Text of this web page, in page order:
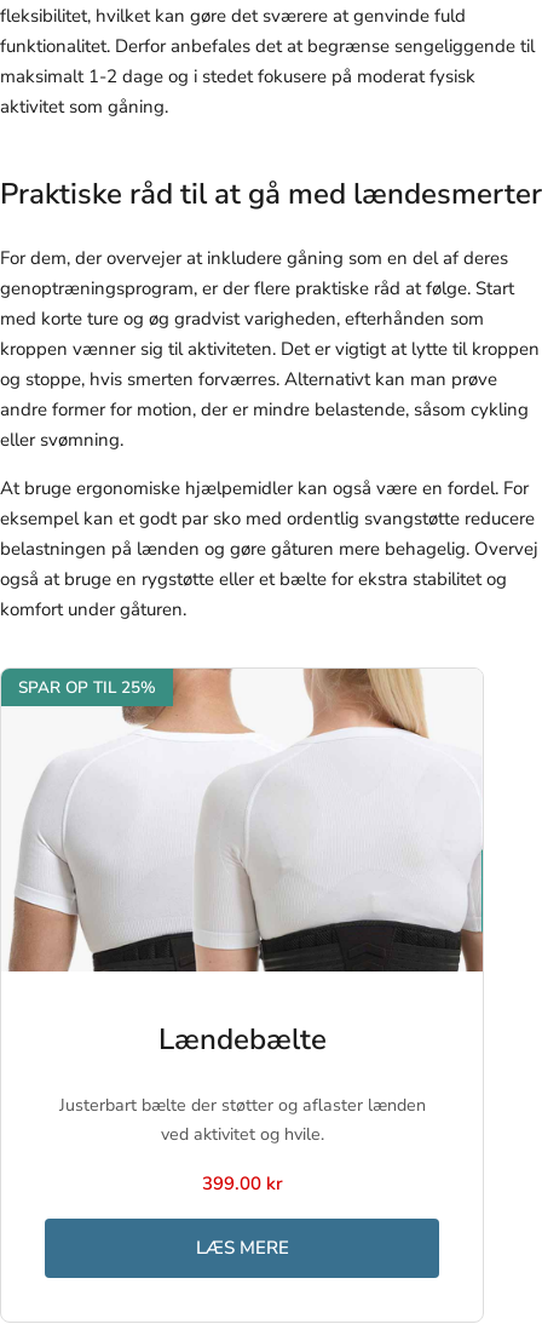
fleksibilitet, hvilket kan gøre det sværere at genvinde fuld
funktionalitet. Derfor anbefales det at begrænse sengeliggende til
maksimalt 1-2 dage og i stedet fokusere på moderat fysisk
aktivitet som gåning.
Praktiske råd til at gå med lændesmerter
For dem, der overvejer at inkludere gåning som en del af deres
genoptræningsprogram, er der flere praktiske råd at følge. Start
med korte ture og øg gradvist varigheden, efterhånden som
kroppen vænner sig til aktiviteten. Det er vigtigt at lytte til kroppen
og stoppe, hvis smerten forværres. Alternativt kan man prøve
andre former for motion, der er mindre belastende, såsom cykling
eller svømning.
At bruge ergonomiske hjælpemidler kan også være en fordel. For
eksempel kan et godt par sko med ordentlig svangstøtte reducere
belastningen på lænden og gøre gåturen mere behagelig. Overvej
også at bruge en rygstøtte eller et bælte for ekstra stabilitet og
komfort under gåturen.
SPAR OP TIL 25%
Lændebælte
Justerbart bælte der støtter og aflaster lænden
ved aktivitet og hvile.
399.00 kr
LÆS MERE